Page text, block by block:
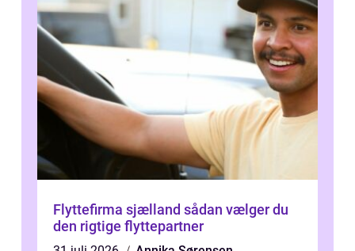
Flyttefirma sjælland sådan vælger du
den rigtige flyttepartner